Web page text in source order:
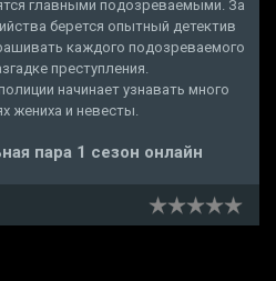
главными подозреваемыми. За
берется опытный детектив
каждого подозреваемого
преступления.
начинает узнавать много
жениха и невесты.
пара 1 сезон онлайн